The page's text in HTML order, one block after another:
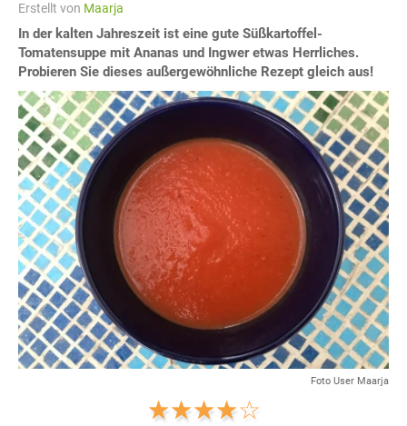
Erstellt von Maarja
In der kalten Jahreszeit ist eine gute Süßkartoffel-
Tomatensuppe mit Ananas und Ingwer etwas Herrliches.
Probieren Sie dieses außergewöhnliche Rezept gleich aus!
Foto User Maarja